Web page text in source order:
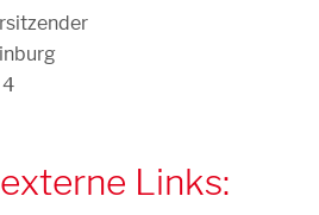
Links: